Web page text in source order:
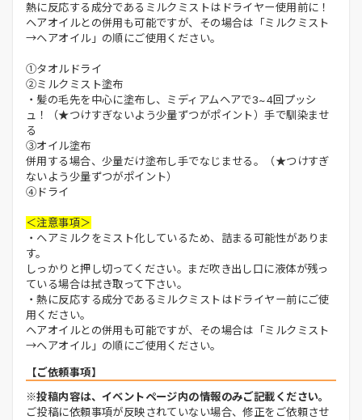
熱に反応する成分であるミルクミストはドライヤー使用前に！
ヘアオイルとの併用も可能ですが、その場合は「ミルクミスト
→ヘアオイル」の順にご使用ください。
①タオルドライ
②ミルクミスト塗布
・髪の毛先を中心に塗布し、ミディアムヘアで3~4回プッシ
ュ！（★つけすぎないよう少量ずつがポイント）手で馴染ませ
る
③オイル塗布
併用する場合、少量だけ塗布し手でなじませる。（★つけすぎ
ないよう少量ずつがポイント）
④ドライ
＜注意事項＞
・ヘアミルクをミスト化しているため、詰まる可能性がありま
す。
しっかりと押し切ってください。まだ吹き出し口に液体が残っ
ている場合は拭き取って下さい。
・熱に反応する成分であるミルクミストはドライヤー前にご使
用ください。
ヘアオイルとの併用も可能ですが、その場合は「ミルクミスト
→ヘアオイル」の順にご使用ください。
【ご依頼事項】
※投稿内容は、イベントページ内の情報のみご記載ください。
ご投稿に依頼事項が反映されていない場合、修正をご依頼させ